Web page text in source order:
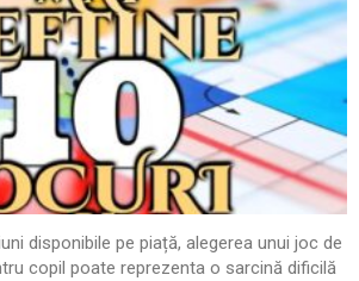
disponibile pe piață, alegerea unui joc de
copil poate reprezenta o sarcină dificilă